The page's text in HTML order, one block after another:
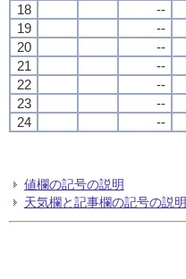
18
--
19
--
20
--
21
--
22
--
23
--
24
--
値欄の記号の説明
天気欄と記事欄の記号の説明